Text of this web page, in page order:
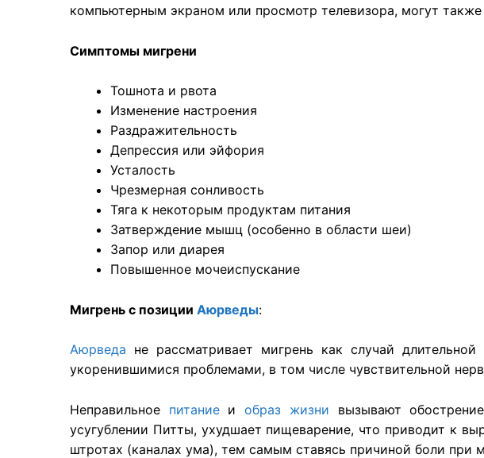
компьютерным экраном или просмотр телевизора, могут
Симптомы мигрени
Тошнота и рвота
Изменение настроения
Раздражительность
Депрессия или эйфория
Усталость
Чрезмерная сонливость
Тяга к некоторым продуктам питания
Затверждение мышц (особенно в области шеи)
Запор или диарея
Повышенное мочеиспускание
Мигрень с позиции Аюрведы:
Аюрведа не рассматривает мигрень как случай
укоренившимися проблемами, в том числе чувствительной
Неправильное питаниеиобраз жизни вызывают
усугублении Питты, ухудшает пищеварение, что приводит к
штротах (каналах ума), тем самым ставясь причиной боли при